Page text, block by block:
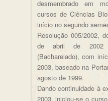
desmembrado em
cursos de Ciências
início no segundo
Resolução 005/2002,
de abril de 2002
(Bacharelado), com
2003, baseado na
agosto de 1999.
Dando continuidade à
2003, iniciou-se o